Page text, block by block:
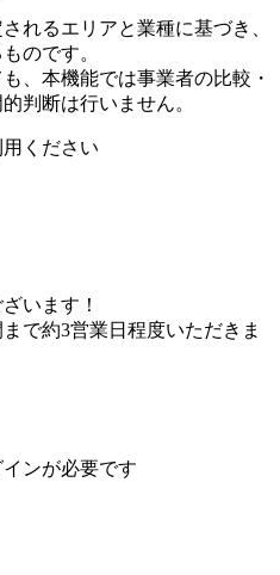
れるエリアと業種に基づき、
のです。
、本機能では事業者の比較・
判断は行いません。
ください
います！
で約3営業日程度いただきま
ンが必要です